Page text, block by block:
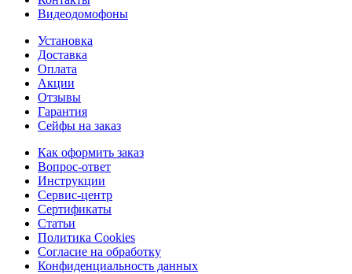
Видеодомофоны
Установка
Доставка
Оплата
Акции
Отзывы
Гарантия
Сейфы на заказ
Как оформить заказ
Вопрос-ответ
Инструкции
Сервис-центр
Сертификаты
Статьи
Политика Cookies
Согласие на обработку
Конфиденциальность данных